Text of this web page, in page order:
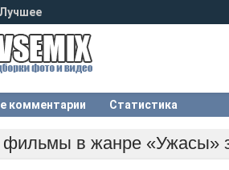
Лучшее
комментарии Статистика
в жанре «Ужасы»